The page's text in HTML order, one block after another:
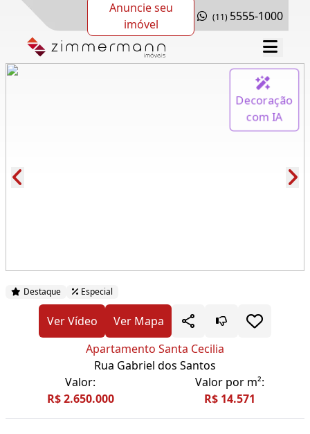
Anuncie seu
imóvel
(11) 5555-1000
Decoração
com IA
Destaque Especial
Ver Vídeo
Ver Mapa
Apartamento Santa Cecilia
Rua Gabriel dos Santos
Valor:
R$ 2.650.000
Valor por m²:
R$ 14.571